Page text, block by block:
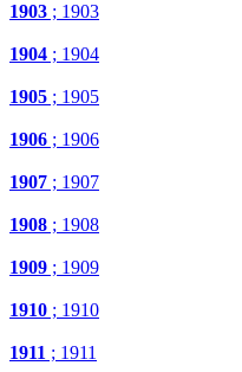
1903 ; 1903
1904 ; 1904
1905 ; 1905
1906 ; 1906
1907 ; 1907
1908 ; 1908
1909 ; 1909
1910 ; 1910
1911 ; 1911